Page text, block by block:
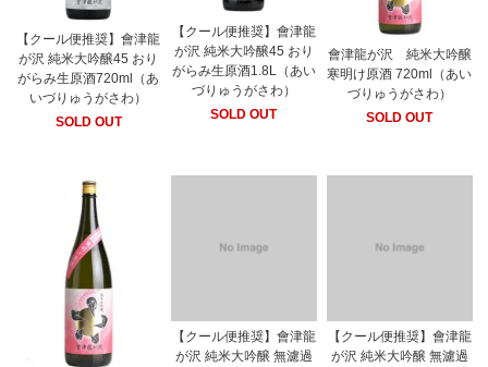
【クール便推奨】會津龍
が沢 純米大吟醸45 おり
がらみ生原酒720ml（あ
いづりゅうがさわ）
SOLD OUT
【クール便推奨】會津龍
が沢 純米大吟醸45 おり
がらみ生原酒1.8L（あい
づりゅうがさわ）
SOLD OUT
會津龍が沢 純米大吟醸
寒明け原酒 720ml（あい
づりゅうがさわ）
SOLD OUT
【クール便推奨】會津龍
が沢 純米大吟醸 無濾過
【クール便推奨】會津龍
が沢 純米大吟醸 無濾過